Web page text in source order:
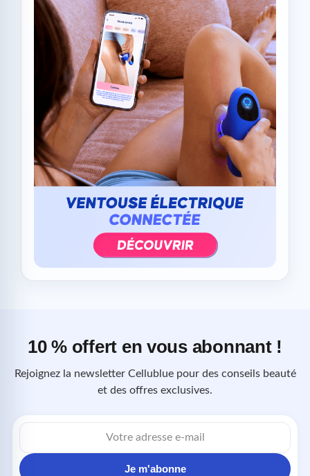
10 % offert en vous abonnant !
Rejoignez la newsletter Cellublue pour des conseils beauté
et des offres exclusives.
Adresse
e-
Je m'abonne